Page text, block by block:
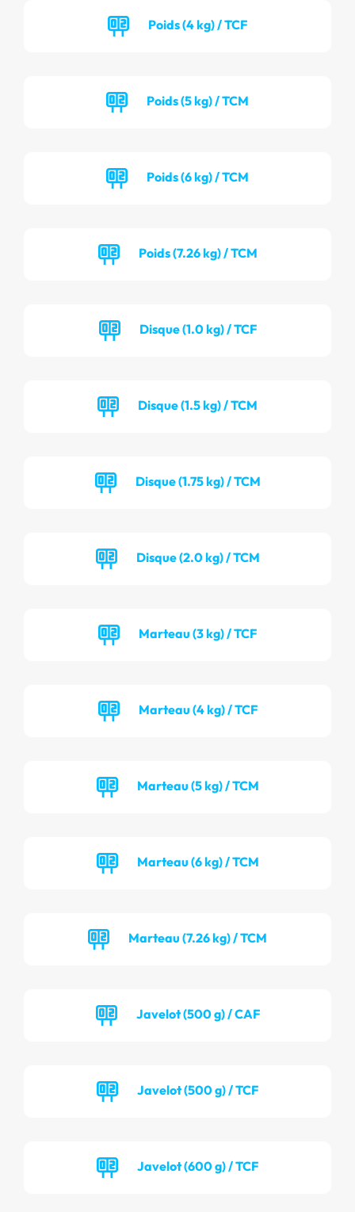
Poids (4 kg) / TCF
Poids (5 kg) / TCM
Poids (6 kg) / TCM
Poids (7.26 kg) / TCM
Disque (1.0 kg) / TCF
Disque (1.5 kg) / TCM
Disque (1.75 kg) / TCM
Disque (2.0 kg) / TCM
Marteau (3 kg) / TCF
Marteau (4 kg) / TCF
Marteau (5 kg) / TCM
Marteau (6 kg) / TCM
Marteau (7.26 kg) / TCM
Javelot (500 g) / CAF
Javelot (500 g) / TCF
Javelot (600 g) / TCF